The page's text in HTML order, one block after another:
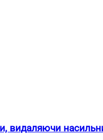
видаляючи